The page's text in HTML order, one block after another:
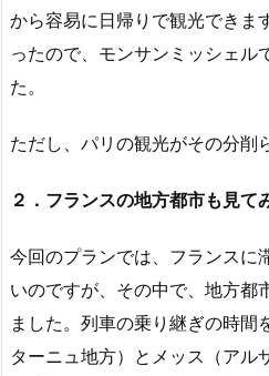
から容易に日帰りで観光できま
ったので、モンサンミッシェル
た。
ただし、パリの観光がその分削
２．フランスの地方都市も見て
今回のプランでは、フランスに
いのですが、その中で、地方都
ました。列車の乗り継ぎの時間
ターニュ地方）とメッス（アル